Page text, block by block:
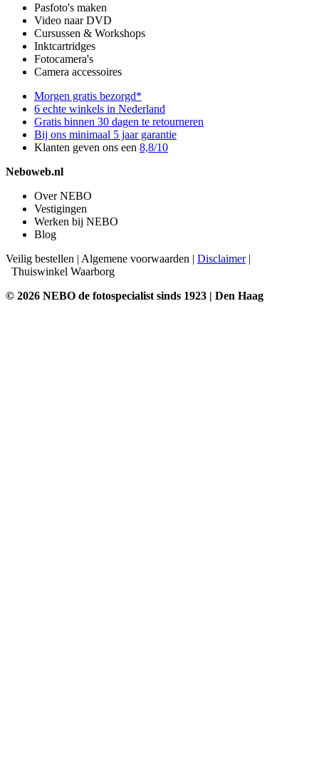
Pasfoto's maken
Video naar DVD
Cursussen & Workshops
Inktcartridges
Fotocamera's
Camera accessoires
Morgen gratis bezorgd*
6 echte winkels in Nederland
Gratis binnen 30 dagen te retourneren
Bij ons minimaal 5 jaar garantie
Klanten geven ons een 8,8/10
Neboweb.nl
Over NEBO
Vestigingen
Werken bij NEBO
Blog
Veilig bestellen | Algemene voorwaarden | Disclaimer|
Thuiswinkel Waarborg
© 2026 NEBO de fotospecialist sinds 1923 | Den Haag